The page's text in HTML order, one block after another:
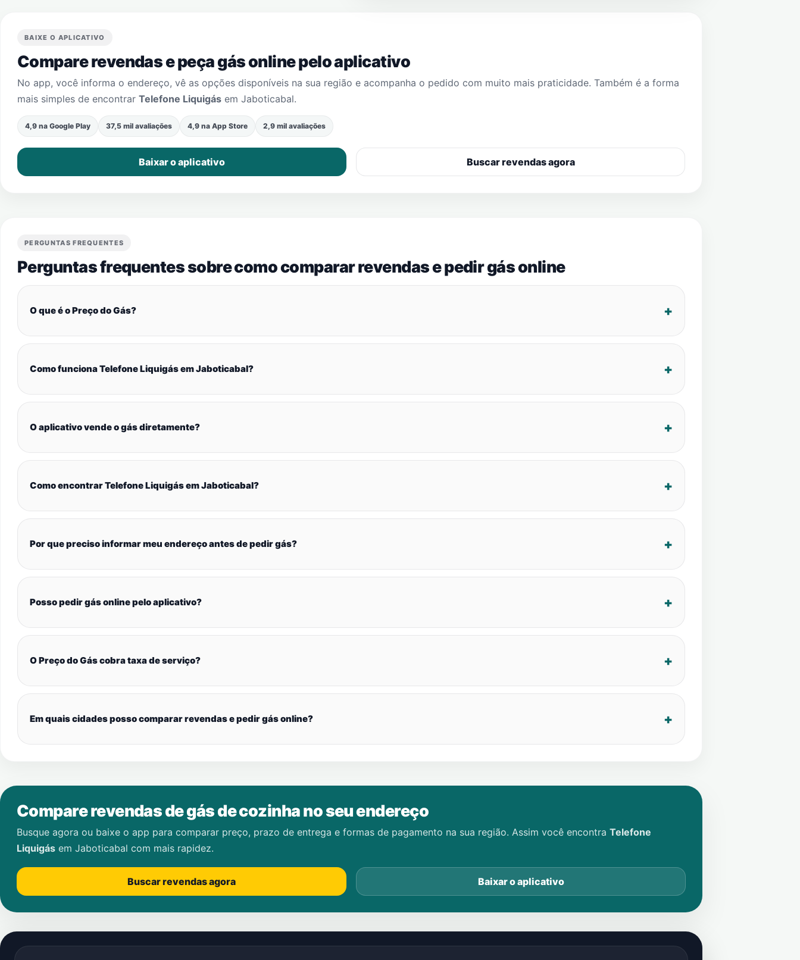
BAIXE O APLICATIVO
Compare revendas e peça gás online pelo aplicativo
No app, você informa o endereço, vê as opções disponíveis na sua região e acompanha o pedido com muito mais praticidade. Também é a forma
mais simples de encontrar Telefone Liquigás em Jaboticabal.
4,9 na Google Play 37,5 mil avaliações 4,9 na App Store 2,9 mil avaliações
Baixar o aplicativo Buscar revendas agora
PERGUNTAS FREQUENTES
Perguntas frequentes sobre como comparar revendas e pedir gás online
O que é o Preço do Gás?
Como funciona Telefone Liquigás em Jaboticabal?
O aplicativo vende o gás diretamente?
Como encontrar Telefone Liquigás em Jaboticabal?
Por que preciso informar meu endereço antes de pedir gás?
Posso pedir gás online pelo aplicativo?
O Preço do Gás cobra taxa de serviço?
Em quais cidades posso comparar revendas e pedir gás online?
Compare revendas de gás de cozinha no seu endereço
Busque agora ou baixe o app para comparar preço, prazo de entrega e formas de pagamento na sua região. Assim você encontra Telefone
Liquigás em Jaboticabal com mais rapidez.
Buscar revendas agora Baixar o aplicativo